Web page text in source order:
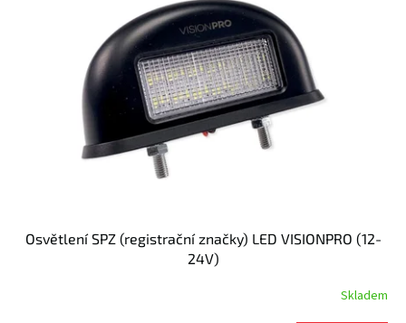
Osvětlení SPZ (registrační značky) LED VISIONPRO (12-
24V)
Skladem